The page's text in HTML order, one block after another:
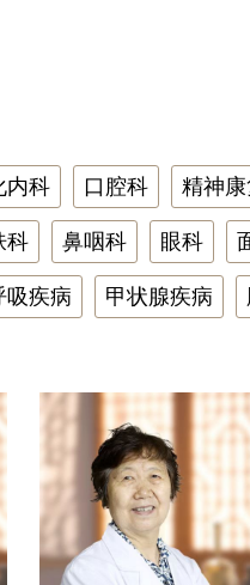
内科 口腔科 精神
科 鼻咽科 眼科
吸疾病 甲状腺疾病